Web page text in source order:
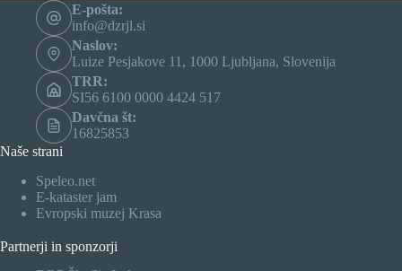
E-pošta:
info@dzrjl.si
Naslov:
Luize Pesjakove 11, 1000 Ljubljana, Slovenija
TRR:
SI56 6100 0000 4424 517
Davčna št:
16825853
Naše strani
Speleo.net
E-kataster jam
Evropski muzej Krasa
Partnerji in sponzorji